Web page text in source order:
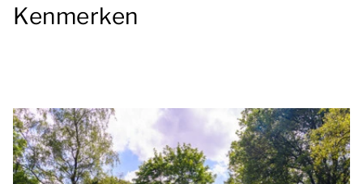
De badkamer beschikt over een inloopdouche,
Je kunt gratis gebruikmaken van wifi. Summio Parc
De Berkenhorst is een autovrij park. Je kunt je auto
Kenmerken